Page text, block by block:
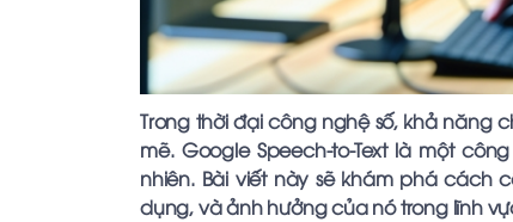
Trong thời đại công nghệ số, khả năng
mẽ. Google Speech-to-Text là một
nhiên. Bài viết này sẽ khám phá
dụng, và ảnh hưởng của nó trong lĩnh